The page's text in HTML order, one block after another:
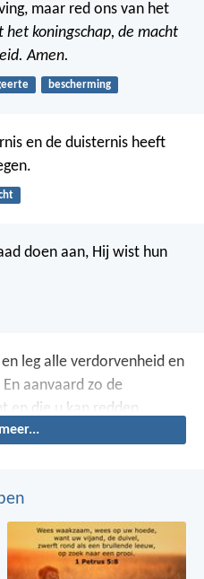
maar red ons van het
het koningschap, de macht
Amen.
bescherming
en de duisternis heeft
doen aan, Hij wist hun
leg alle verdorvenheid en
aanvaard zo de
en die u kan redden.